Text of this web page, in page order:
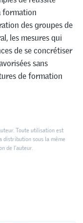
formation
des groupes de
les mesures qui
de se concrétiser
sans
de formation
Toute utilisation est
distribution sous la même
de l’auteur.